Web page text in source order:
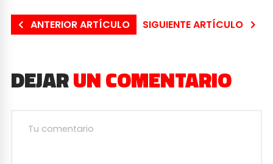
ANTERIOR ARTÍCULO SIGUIENTE ARTÍCULO
DEJARUN COMENTARIO